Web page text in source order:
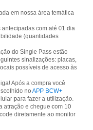
em nossa área temática
com até 01 dia
(quantidades
do Single Pass estão
sinalizações: placas,
possíveis de acesso às
Após a compra você
no APP BCW+
para fazer a utilização.
atração e chegue com 10
diretamente ao monitor